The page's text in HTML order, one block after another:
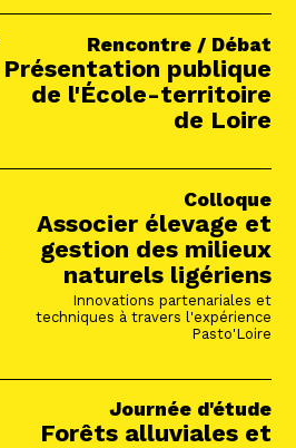
Rencontre / Débat
Présentation publique
de l'École-territoire
de Loire
Colloque
Associer élevage et
gestion des milieux
naturels ligériens
Innovations partenariales et
techniques à travers l'expérience
Pasto'Loire
Journée d'étude
Forêts alluviales et